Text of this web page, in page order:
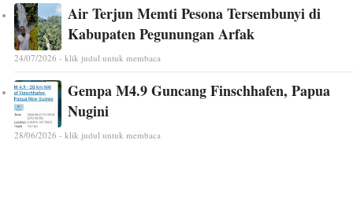
Air Terjun Memti Pesona Tersembunyi di
Kabupaten Pegunungan Arfak
24/07/2026 - klik judul untuk membaca
Gempa M4.9 Guncang Finschhafen, Papua
Nugini
28/06/2026 - klik judul untuk membaca